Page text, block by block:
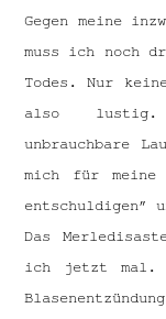
Gegen meine
muss ich noch
Todes. Nur
also lustig.
unbrauchbare
mich für meine
entschuldigen”
Das
ich jetzt mal.